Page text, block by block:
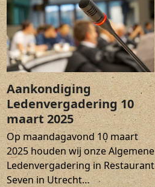
Aankondiging
Ledenvergadering 10
maart 2025
Op maandagavond 10 maart
2025 houden wij onze Algemene
Ledenvergadering in Restaurant
Seven in Utrecht…